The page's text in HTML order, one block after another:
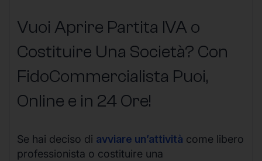
Vuoi Aprire Partita IVA o
Costituire Una Società? Con
FidoCommercialista Puoi,
Online e in 24 Ore!
Se hai deciso di avviare un’attività come libero
professionista o costituire una